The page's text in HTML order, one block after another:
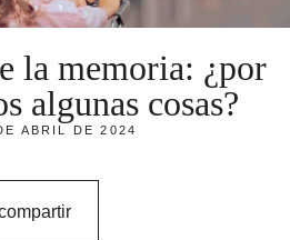
la memoria: ¿por
algunas cosas?
ABRIL DE 2024